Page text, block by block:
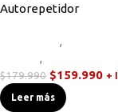
Autorepetidor
,
,
$179.990 $159.990 +
Leer más